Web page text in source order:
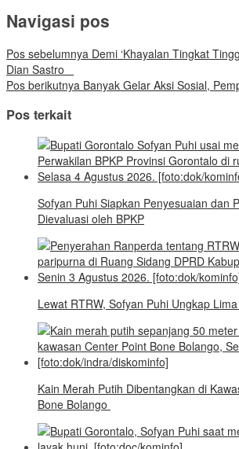
Navigasi pos
Pos sebelumnya Demi ‘Khayalan Tingkat
Dian Sastro
Pos berikutnya Banyak Gelar Aksi Sosial,
Pos terkait
Sofyan Puhi Siapkan Penyesuaian dan
Dievaluasi oleh BPKP
Lewat RTRW, Sofyan Puhi Ungkap
Kain Merah Putih Dibentangkan di
Bone Bolango